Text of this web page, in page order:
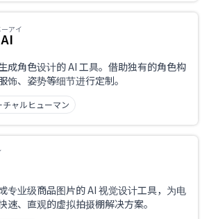
アイ
成角色设计的 AI 工具。借助独有的角色构
饰、姿势等细节进行定制。
チャルヒューマン
专业级商品图片的 AI 视觉设计工具，为电
速、直观的虚拟拍摄棚解决方案。